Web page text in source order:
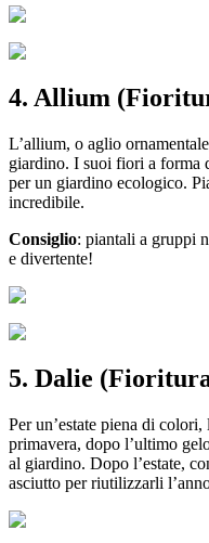
4. Allium
L’allium, o aglio
giardino. I suoi fiori a forma
per un giardino ecologico.
incredibile.
Consiglio: piantali a gruppi
e divertente!
5. Dalie
Per un’estate piena di
primavera, dopo l’ultimo
al giardino. Dopo l’estate,
asciutto per riutilizzarli